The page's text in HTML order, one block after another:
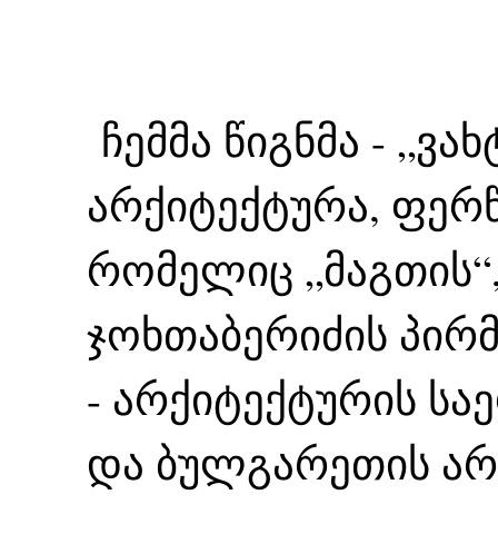
ჩემმა წიგნმა -
არქიტექტურა,
რომელიც
ჯოხთაბერიძის
- არქიტექტურის
და ბულგარეთის